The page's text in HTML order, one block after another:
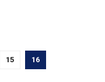
15 16